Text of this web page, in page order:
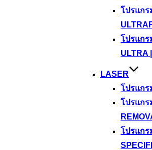
โปรแกร
โปรแกร
ULTRA
LASER
โปรแกร
โปรแกร
โปรแกร